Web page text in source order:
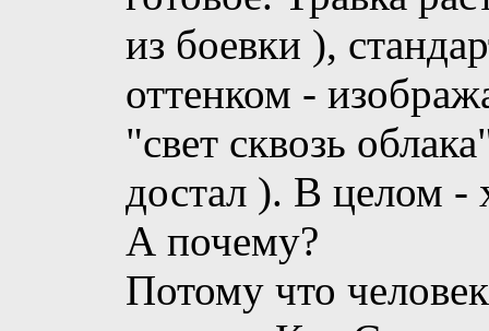
из боевки ),
оттенком -
"свет сквозь
достал ). В целом -
А почему?
Потому что